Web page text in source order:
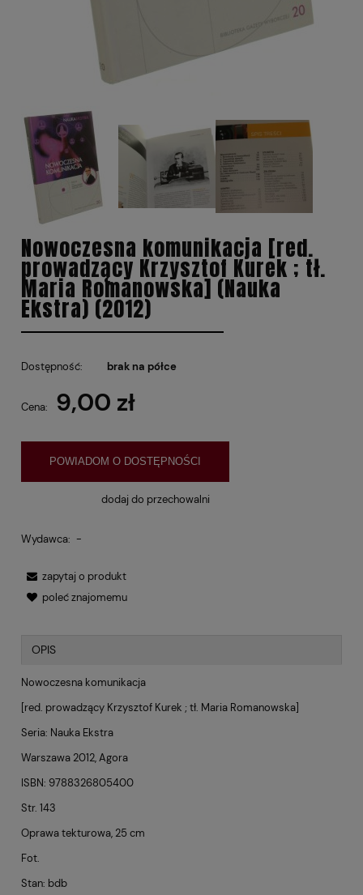
Nowoczesna komunikacja [red.
prowadzący Krzysztof Kurek ; tł.
Maria Romanowska] (Nauka
Ekstra) (2012)
Dostępność: brak na półce
Cena: 9,00 zł
POWIADOM O DOSTĘPNOŚCI
dodaj do przechowalni
Wydawca: -
zapytaj o produkt
poleć znajomemu
OPIS
Nowoczesna komunikacja
[red. prowadzący Krzysztof Kurek ; tł. Maria Romanowska]
Seria: Nauka Ekstra
Warszawa 2012, Agora
ISBN: 9788326805400
Str. 143
Oprawa tekturowa, 25 cm
Fot.
Stan: bdb